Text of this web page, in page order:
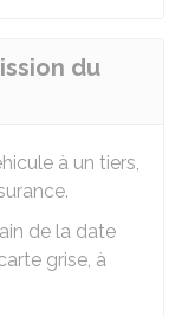
du
à un tiers,
de la date
grise, à